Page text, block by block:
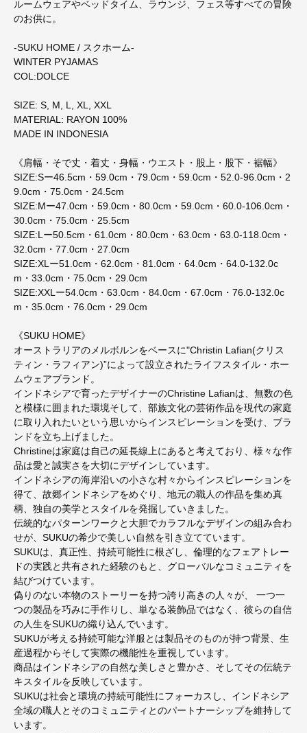
ルームウェアやベッドタイム、ラウンジ、フェス等すべての冒険
のお供に。
-SUKU HOME / スクホーム-
WINTER PYJAMAS
COL:DOLCE
SIZE: S, M, L, XL, XXL
MATERIAL: RAYON 100%
MADE IN INDONESIA
《肩幅・そで丈・着丈・身幅・ウエスト・股上・股下・裾幅》
SIZE:Sー46.5cm・59.0cm・79.0cm・59.0cm・52.0-96.0cm・2
9.0cm・75.0cm・24.5cm
SIZE:Mー47.0cm・59.0cm・80.0cm・59.0cm・60.0-106.0cm・
30.0cm・75.0cm・25.5cm
SIZE:Lー50.5cm・61.0cm・80.0cm・63.0cm・63.0-118.0cm・
32.0cm・77.0cm・27.0cm
SIZE:XLー51.0cm・62.0cm・81.0cm・64.0cm・64.0-132.0c
m・33.0cm・75.0cm・29.0cm
SIZE:XXLー54.0cm・63.0cm・84.0cm・67.0cm・76.0-132.0c
m・35.0cm・76.0cm・29.0cm
《SUKU HOME》
オーストラリアのメルボルンをベースに"Christin Lafian(クリス
ティン・ラフィアン)”によって設立されたライフスタイル・ホー
ムウェアブランド。
インドネシアで育ったデザイナーのChristine Lafianは、無数の色
と模様に囲まれた環境そして、部族文化の芸術作品を現代の家庭
に取り入れたいという思いからインスピレーションを受け、ブラ
ンドを立ち上げました。
Christineは家庭は自己の延長線上にあると考えており、様々な作
品は愛と誠実さを大切にデザインしています。
インドネシアの海岸沿いの小さな村々からインスピレーションを
得て、故郷インドネシアをめぐり、地元の職人の作品を集め真
柄、独自の美学とスタイルを発掘していきました。
伝統的なパターンワークと大胆でカラフルなデザインの組み合わ
せが、SUKUの希少で美しい自然を引き立てています。
SUKUは、真正性、持続可能性に根ざし、倫理的なフェアトレー
ドの実践と共有された経験のもと、グローバルなコミュニティを
結びつけています。
偽りのない本物のストーリーを持つ誇り高きの人々が、 一つ一
つの製品を巧みに手作りし、単なる装飾品ではなく、彼らの自信
の人生をSUKUの織り込んでいます。
SUKUが考える持続可能な洋服とは製品そのものが持つ背景、生
産過程からそして実際の機能性を重視しています。
商品はインドネシアの自然な美しさと豊かさ、そしてその伝統テ
キスタイルを反映しています。
SUKUは社会と環境の持続可能性にフォーカスし、インドネシア
全域の職人とそのコミュニティとのパートナーシップを維持して
います。